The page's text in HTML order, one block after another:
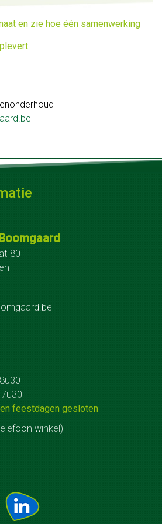
en zie hoe één samenwerking
80
feestdagen gesloten
winkel)